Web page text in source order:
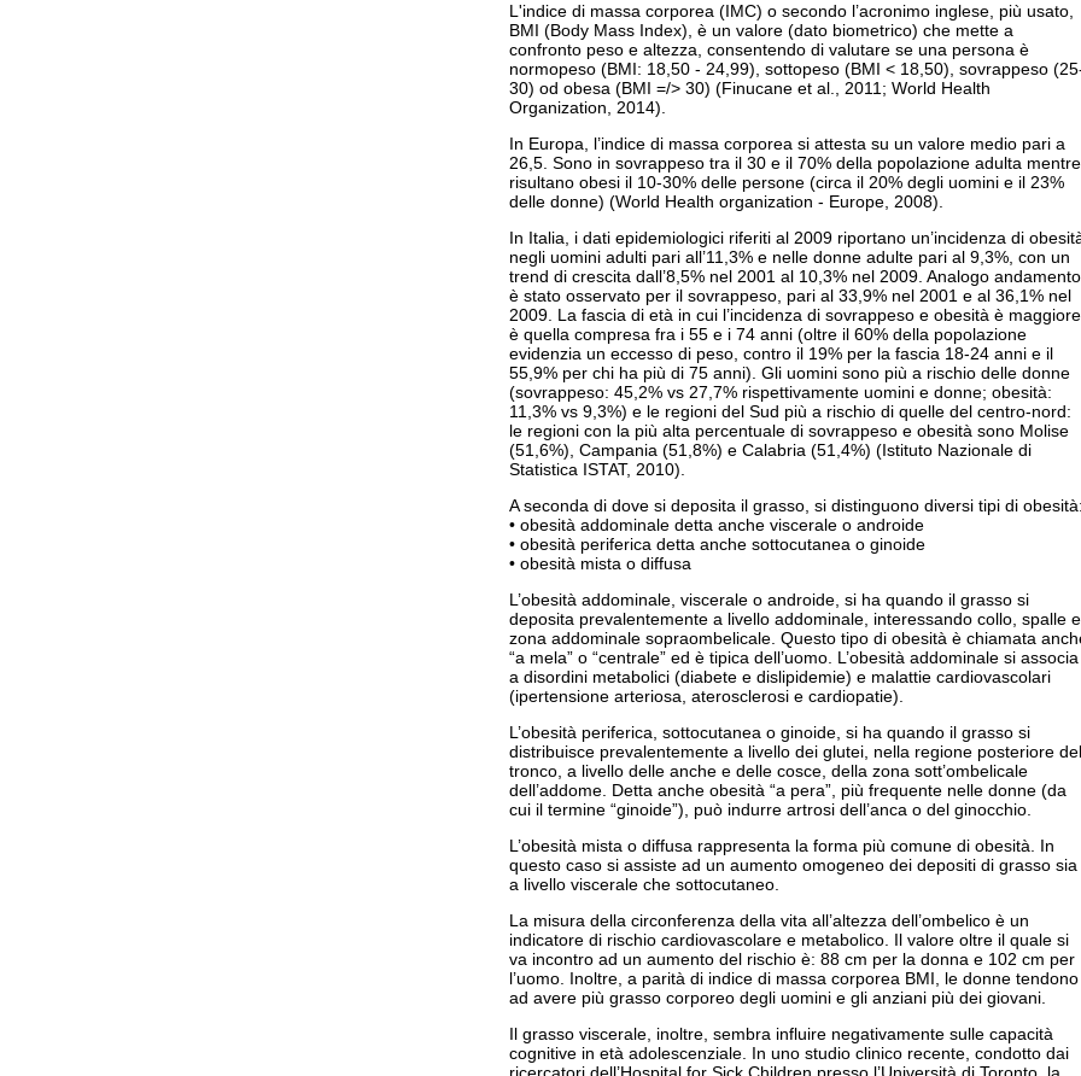
L'indice di massa corporea (IMC) o secondo l’acronimo inglese, più usato,
BMI (Body Mass Index), è un valore (dato biometrico) che mette a
confronto peso e altezza, consentendo di valutare se una persona è
normopeso (BMI: 18,50 - 24,99), sottopeso (BMI < 18,50), sovrappeso
30) od obesa (BMI =/> 30) (Finucane et al., 2011; World Health
Organization, 2014).
In Europa, l’indice di massa corporea si attesta su un valore medio pari a
26,5. Sono in sovrappeso tra il 30 e il 70% della popolazione adulta mentre
risultano obesi il 10-30% delle persone (circa il 20% degli uomini e il 23%
delle donne) (World Health organization - Europe, 2008).
In Italia, i dati epidemiologici riferiti al 2009 riportano un’incidenza di
negli uomini adulti pari all’11,3% e nelle donne adulte pari al 9,3%, con un
trend di crescita dall’8,5% nel 2001 al 10,3% nel 2009. Analogo andamento
è stato osservato per il sovrappeso, pari al 33,9% nel 2001 e al 36,1% nel
2009. La fascia di età in cui l’incidenza di sovrappeso e obesità è maggiore
è quella compresa fra i 55 e i 74 anni (oltre il 60% della popolazione
evidenzia un eccesso di peso, contro il 19% per la fascia 18-24 anni e il
55,9% per chi ha più di 75 anni). Gli uomini sono più a rischio delle donne
(sovrappeso: 45,2% vs 27,7% rispettivamente uomini e donne; obesità:
11,3% vs 9,3%) e le regioni del Sud più a rischio di quelle del centro-nord:
le regioni con la più alta percentuale di sovrappeso e obesità sono Molise
(51,6%), Campania (51,8%) e Calabria (51,4%) (Istituto Nazionale di
Statistica ISTAT, 2010).
A seconda di dove si deposita il grasso, si distinguono diversi tipi di obesità:
• obesità addominale detta anche viscerale o androide
• obesità periferica detta anche sottocutanea o ginoide
• obesità mista o diffusa
L’obesità addominale, viscerale o androide, si ha quando il grasso si
deposita prevalentemente a livello addominale, interessando collo, spalle e
zona addominale sopraombelicale. Questo tipo di obesità è chiamata
“a mela” o “centrale” ed è tipica dell’uomo. L’obesità addominale si associa
a disordini metabolici (diabete e dislipidemie) e malattie cardiovascolari
(ipertensione arteriosa, aterosclerosi e cardiopatie).
L’obesità periferica, sottocutanea o ginoide, si ha quando il grasso si
distribuisce prevalentemente a livello dei glutei, nella regione posteriore del
tronco, a livello delle anche e delle cosce, della zona sott’ombelicale
dell’addome. Detta anche obesità “a pera”, più frequente nelle donne (da
cui il termine “ginoide”), può indurre artrosi dell’anca o del ginocchio.
L’obesità mista o diffusa rappresenta la forma più comune di obesità. In
questo caso si assiste ad un aumento omogeneo dei depositi di grasso sia
a livello viscerale che sottocutaneo.
La misura della circonferenza della vita all’altezza dell’ombelico è un
indicatore di rischio cardiovascolare e metabolico. Il valore oltre il quale si
va incontro ad un aumento del rischio è: 88 cm per la donna e 102 cm per
l’uomo. Inoltre, a parità di indice di massa corporea BMI, le donne tendono
ad avere più grasso corporeo degli uomini e gli anziani più dei giovani.
Il grasso viscerale, inoltre, sembra influire negativamente sulle capacità
cognitive in età adolescenziale. In uno studio clinico recente, condotto dai